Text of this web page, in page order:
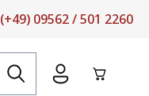
(+49) 09562 / 501 2260